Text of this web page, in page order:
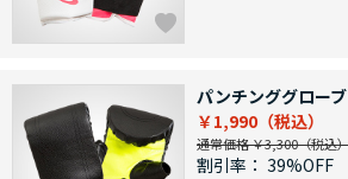
パンチンググローブ
￥1,990
通常価格 ￥3,300
割引率： 39%OFF